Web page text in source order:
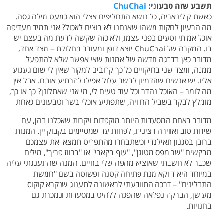
תשבע שזה טבעוני: ChuChai
כאשת קולינאריה, כל נושא התחליפים אצלי הוא כמעט מילה גסה.
מה הרעיון לחקות משהו שאנחנו לא רוצים לאכול? אני תמיד מעדיפה
אוכל אמיתי וטעים בפני עצמו, ולא כזה שקשה לדעת מה בעצם יש
בו. המקרה של ChuChai יוצא דופן ומעורר מחלוקת – מצד אחד,
מדובר כאן בדרגה חדשה של אמנות שאי אפשר שלא להתפעל
ממנה, ומצד שני בחיקויים כל כך קרובים למקור שאין לי שום געגוע
אליו. יש אנשים שהדמיון לבשר עלול אפילו להרתיע אותם. אבל אין
מה לומר – האוכל נהדר וכל עוד טעים לי, מי אני שאתלונן? כך או כך,
מומלץ לבקר בשביל החוויה, שתפתיע אוכלי בשר וטבעונים כאחת.
מדובר באחת המסעדות היותר מוקפדות ויקרות שאכלנו בהן, עם
שירות טוב ואווירה רצינית, לפחות עד שמסיימים בקבוק יין. המנות
ברובן בסגנון תאילנדי וכשתבחרו מהתפריט תמצאו את עצמכם
מבקשים "שרימפס מטוגן", "עוף בקארי" או "ברווז פריך", מילים
שכבר לא חשבתי שאוציא מהפה שלי בחיים. המנה שהתענגתי עליה
במיוחד היא דווקא מנת פתיחה קטנה ופשוטה בשם "חמשת
התבלינים" – דרכה התוודעתי לראשונה לתענוג שנקרא קוקוס
מעושן, הברקה נפלאה שהפכה ללהיט במסעדות ונמכרת גם
בחנויות.